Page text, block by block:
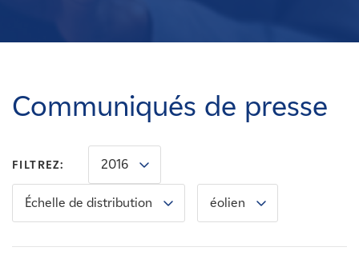
Carrières
Nouvelles
Contactez-nous
Communiqués de presse
FILTREZ: 2016
Échelle de distribution éolien